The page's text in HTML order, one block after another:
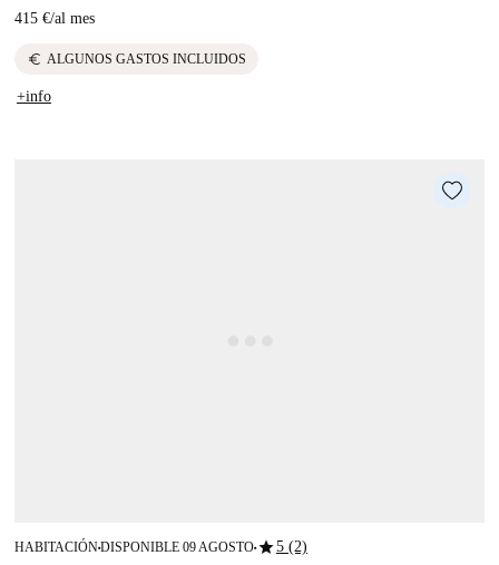
415 €/al mes
euro ALGUNOS GASTOS INCLUIDOS
+info
HABITACIÓN■DISPONIBLE 09 AGOSTO■star5 (2)